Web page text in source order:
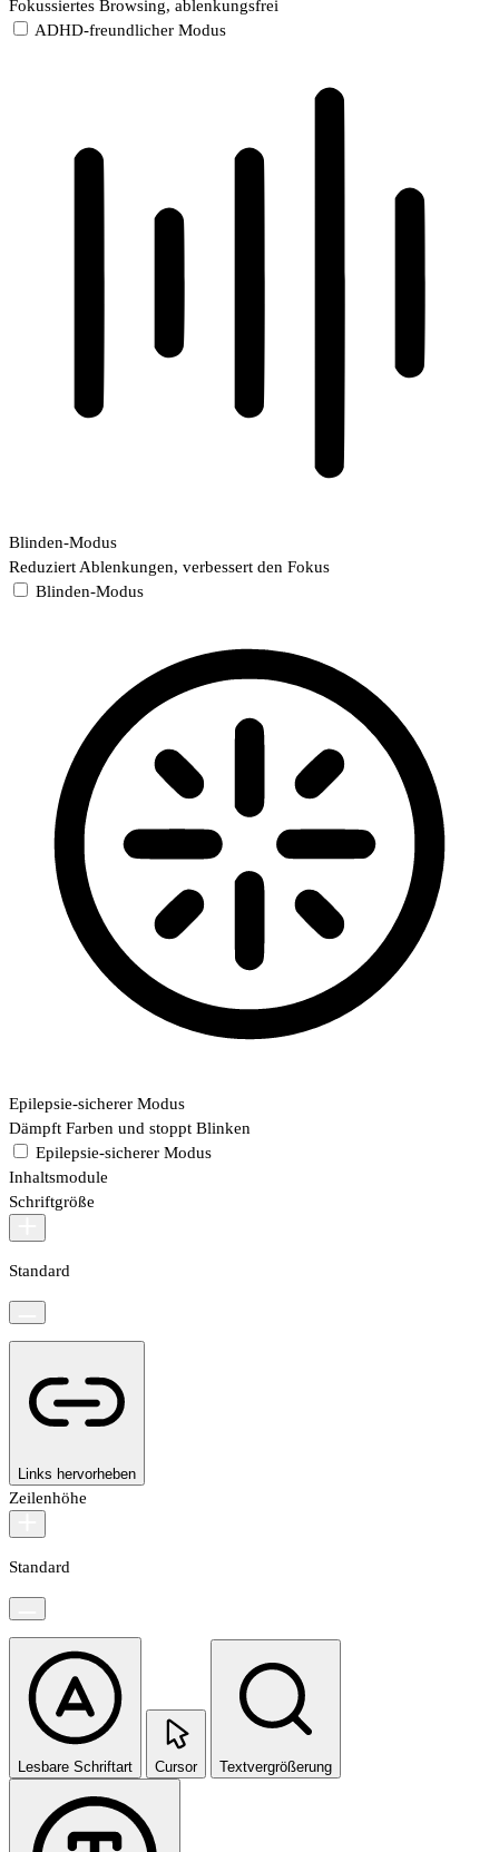
Fokussiertes Browsing, ablenkungsfrei
ADHD-freundlicher Modus
Blinden-Modus
Reduziert Ablenkungen, verbessert den Fokus
Blinden-Modus
Epilepsie-sicherer Modus
Dämpft Farben und stoppt Blinken
Epilepsie-sicherer Modus
Inhaltsmodule
Schriftgröße
Standard
Links hervorheben
Zeilenhöhe
Standard
Lesbare Schriftart Cursor Textvergrößerung